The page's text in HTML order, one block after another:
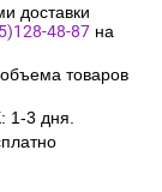
доставки
48-87 на
товаров
1-3 дня.